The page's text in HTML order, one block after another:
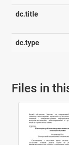
dc.title
dc.type
Files in